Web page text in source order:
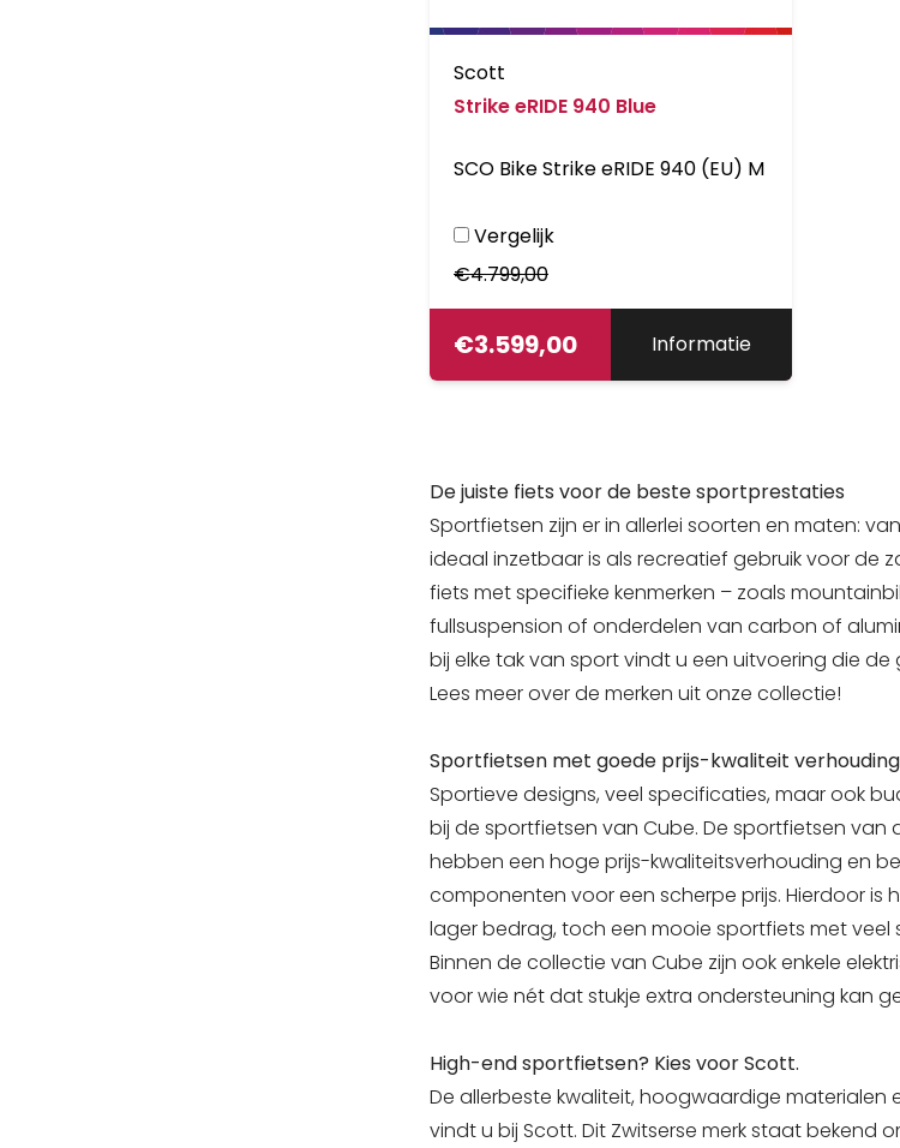
Scott
Strike eRIDE 940 Blue
SCO Bike Strike eRIDE 940 (EU) M
Vergelijk
€4.799,00
€3.599,00 Informatie
De juiste fiets voor de beste sportprestaties
Sportfietsen zijn er in allerlei soorten en maten:
ideaal inzetbaar is als recreatief gebruik voor de
fiets met specifieke kenmerken – zoals
fullsuspension of onderdelen van carbon of
bij elke tak van sport vindt u een uitvoering die
Lees meer over de merken uit onze collectie!
Sportfietsen met goede prijs-kwaliteit
Sportieve designs, veel specificaties, maar ook
bij de sportfietsen van Cube. De sportfietsen van
hebben een hoge prijs-kwaliteitsverhouding en
componenten voor een scherpe prijs. Hierdoor is
lager bedrag, toch een mooie sportfiets met
Binnen de collectie van Cube zijn ook enkele
voor wie nét dat stukje extra ondersteuning kan
High-end sportfietsen? Kies voor Scott.
De allerbeste kwaliteit, hoogwaardige materialen
vindt u bij Scott. Dit Zwitserse merk staat bekend